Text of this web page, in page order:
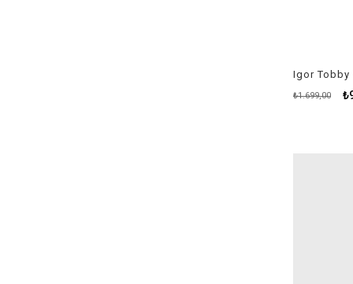
Igor Tobby
₺1.699,00